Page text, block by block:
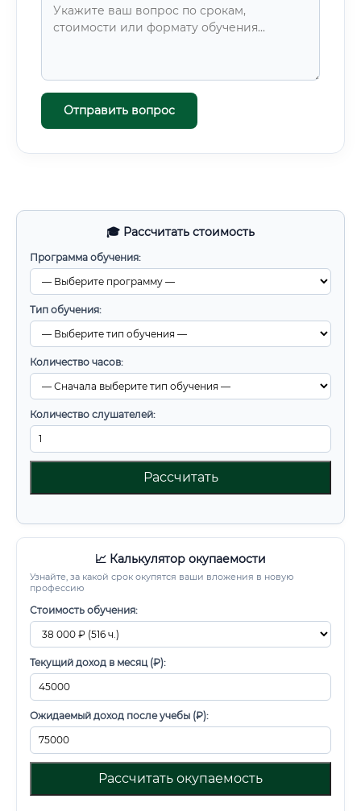
🎓 Рассчитать стоимость
Программа обучения:
Тип обучения:
Количество часов:
Количество слушателей:
Рассчитать
📈 Калькулятор окупаемости
Узнайте, за какой срок окупятся ваши вложения в новую
профессию
Стоимость обучения:
Текущий доход в месяц (₽):
Ожидаемый доход после учебы (₽):
Рассчитать окупаемость
Отправить вопрос